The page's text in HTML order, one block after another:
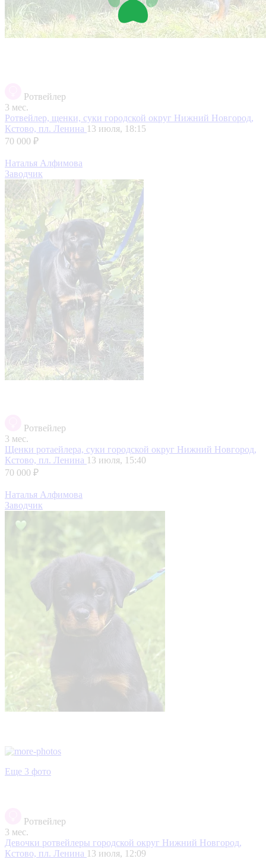
Ротвейлер
3 мес.
Ротвейлер, щенки, суки городской округ Нижний Новгород,
Кстово, пл. Ленина 13 июля, 18:15
70 000 ₽
Наталья Алфимова
Заводчик
Ротвейлер
3 мес.
Щенки ротаейлера, суки городской округ Нижний Новгород,
Кстово, пл. Ленина 13 июля, 15:40
70 000 ₽
Наталья Алфимова
Заводчик
Еще 3 фото
Ротвейлер
3 мес.
Девочки ротвейлеры городской округ Нижний Новгород,
Кстово, пл. Ленина 13 июля, 12:09